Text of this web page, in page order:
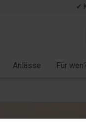
✔
Anlässe Für